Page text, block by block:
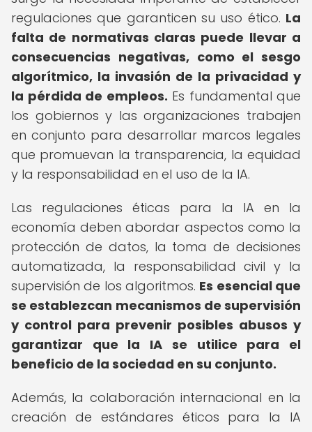
regulaciones que garanticen su uso ético. La
falta de normativas claras puede llevar a
consecuencias negativas, como el sesgo
algorítmico, la invasión de la privacidad y
la pérdida de empleos. Es fundamental que
los gobiernos y las organizaciones trabajen
en conjunto para desarrollar marcos legales
que promuevan la transparencia, la equidad
y la responsabilidad en el uso de la IA.
Las regulaciones éticas para la IA en la
economía deben abordar aspectos como la
protección de datos, la toma de decisiones
automatizada, la responsabilidad civil y la
supervisión de los algoritmos. Es esencial que
se establezcan mecanismos de supervisión
y control para prevenir posibles abusos y
garantizar que la IA se utilice para el
beneficio de la sociedad en su conjunto.
Además, la colaboración internacional en la
creación de estándares éticos para la IA